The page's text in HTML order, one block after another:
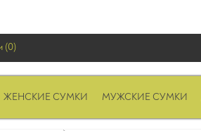
(0)
ЖЕНСКИЕ СУМКИ МУЖСКИЕ СУМКИ